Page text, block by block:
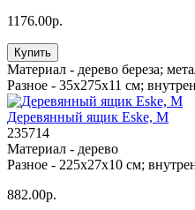
1176.00р.
Купить
Материал - дерево береза;
Разное - 35х275х11 см;
Деревянный ящик Eske, M
235714
Материал - дерево
Разное - 225x27x10 см;
882.00р.